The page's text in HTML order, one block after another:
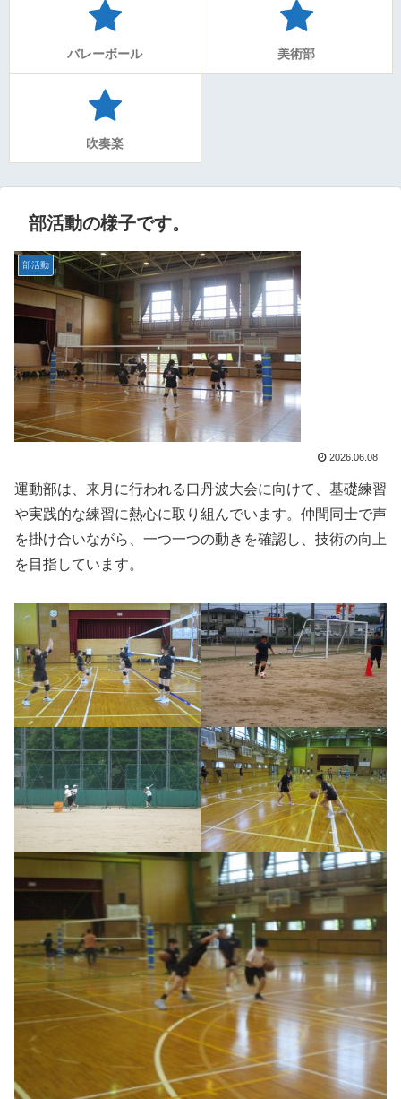
バレーボール 美術部
吹奏楽
部活動の様子です。
部活動
2026.06.08
運動部は、来月に行われる口丹波大会に向けて、基礎練習
や実践的な練習に熱心に取り組んでいます。仲間同士で声
を掛け合いながら、一つ一つの動きを確認し、技術の向上
を目指しています。